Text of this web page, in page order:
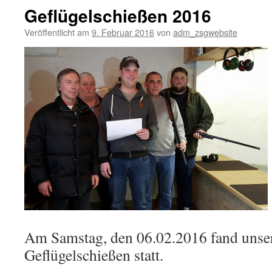
Geflügelschießen 2016
Veröffentlicht am 9. Februar 2016von adm_zsgwebsite
Am Samstag, den 06.02.2016 fand
Geflügelschießen statt.